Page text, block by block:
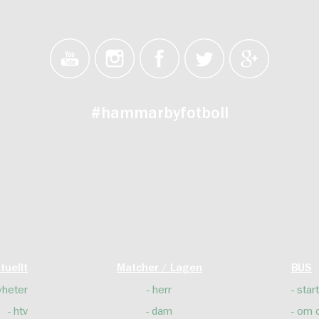
#hammarbyfotboll
htv
Matcher / Lagen
herr
dam
BUS
start
om